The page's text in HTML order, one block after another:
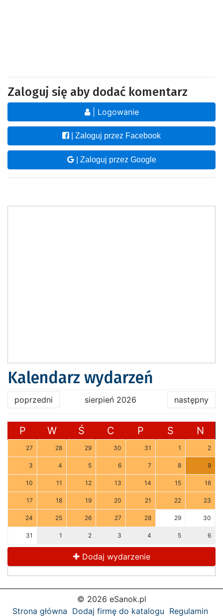
Zaloguj się aby dodać komentarz
| Logowanie
| Zaloguj przez Facebook
| Zaloguj przez Google
Kalendarz wydarzeń
poprzedni sierpień 2026 następny
P W Ś C P S N
27 28 29 30 31 1 2
3 4 5 6 7 8 9
10 11 12 13 14 15 16
17 18 19 20 21 22 23
24 25 26 27 28 29 30
31 1 2 3 4 5 6
Dodaj wydarzenie
© 2026 eSanok.pl
Strona główna Dodaj firmę do katalogu Regulamin